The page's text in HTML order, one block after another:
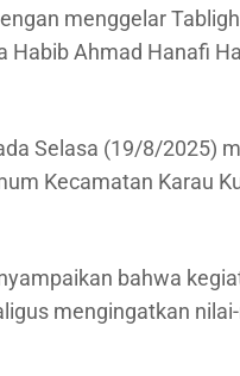
menggelar
Ahmad Hanafi
Selasa (19/8/2025)
Kecamatan Karau
bahwa
mengingatkan